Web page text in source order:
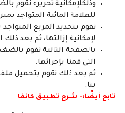
وذلكلإمكانية تحريره نقوم
للعلامة المائية المتواجد
نقوم بتحديد المربع
لإمكانية إزالتها، ثم بعد ذلك
بالصفحة التالية نقوم
التي قمنا بإجرائها.
بنا.
تابع أيضًا:-شرح تطبيق كانفا